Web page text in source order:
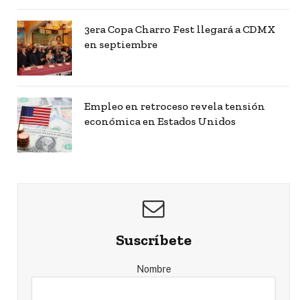
3era Copa Charro Fest llegará a CDMX
en septiembre
Empleo en retroceso revela tensión
económica en Estados Unidos
Suscríbete
Nombre